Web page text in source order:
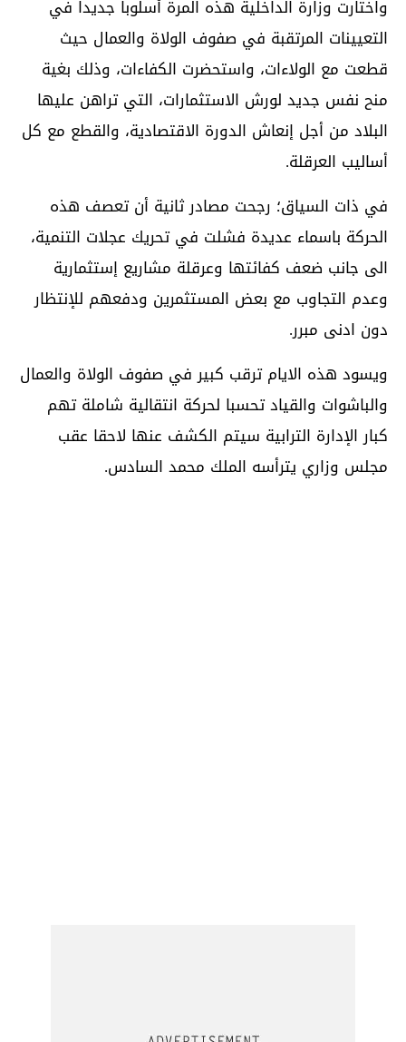
واختارت وزارة الداخلية هذه المرة أسلوبا جديدا في
التعيينات المرتقبة في صفوف الولاة والعمال حيث
قطعت مع الولاءات، واستحضرت الكفاءات، وذلك بغية
منح نفس جديد لورش الاستثمارات، التي تراهن عليها
البلاد من أجل إنعاش الدورة الاقتصادية، والقطع مع كل
أساليب العرقلة.
في ذات السياق؛ رجحت مصادر ثانية أن تعصف هذه
الحركة باسماء عديدة فشلت في تحريك عجلات التنمية،
الى جانب ضعف كفائتها وعرقلة مشاريع إستثمارية
وعدم التجاوب مع بعض المستثمرين ودفعهم للإنتظار
دون ادنى مبرر.
ويسود هذه الايام ترقب كبير في صفوف الولاة والعمال
والباشوات والقياد تحسبا لحركة انتقالية شاملة تهم
كبار الإدارة الترابية سيتم الكشف عنها لاحقا عقب
مجلس وزاري يترأسه الملك محمد السادس.